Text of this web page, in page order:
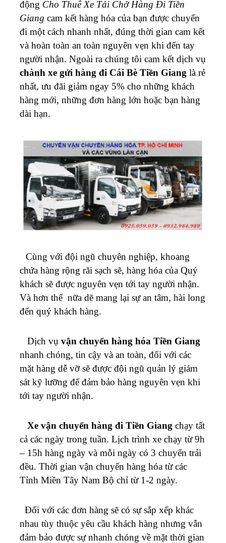
động Cho Thuê Xe Tải Chở Hàng Đi Tiền
Giang cam kết hàng hóa của bạn được chuyển
đi một cách nhanh nhất, đúng thời gian cam kết
và hoàn toàn an toàn nguyên vẹn khi đến tay
người nhận. Ngoài ra chúng tôi cam kết dịch vụ
chành xe gửi hàng đi Cái Bè Tiền Giang là rẻ
nhất, ưu đãi giảm ngay 5% cho những khách
hàng mới, những đơn hàng lớn hoặc bạn hàng
dài hạn.
Cùng với đội ngũ chuyên nghiệp, khoang
chứa hàng rộng rãi sạch sẽ, hàng hóa của Quý
khách sẽ được nguyên vẹn tới tay người nhận.
Và hơn thế nữa dẽ mang lại sự an tâm, hài long
đến quý khách hàng.
Dịch vụ vận chuyển hàng hóa Tiền Giang
nhanh chóng, tin cậy và an toàn, đối với các
mặt hàng dễ vỡ sẽ được đội ngũ quản lý giám
sát kỹ lưỡng để đảm bảo hàng nguyên vẹn khi
tới tay người nhận.
Xe vận chuyển hàng đi Tiền Giang chạy tất
cả các ngày trong tuần. Lịch trình xe chạy từ 9h
– 15h hàng ngày và mỗi ngày có 3 chuyển trải
đều. Thời gian vận chuyển hàng hóa từ các
Tỉnh Miền Tây Nam Bộ chỉ từ 1-2 ngày.
Đối với các đơn hàng sẽ có sự sắp xếp khác
nhau tùy thuộc yêu cầu khách hàng nhưng vẫn
đảm bảo được sự nhanh chóng về mặt thời gian